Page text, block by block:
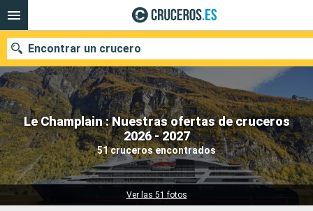
Le Champlain : Nuestras ofertas de cruceros
2026 - 2027
51 cruceros encontrados
Ver las 51 fotos
Encontrar un crucero
Nuestros destinos
Fecha de salida
Puertos Compañías